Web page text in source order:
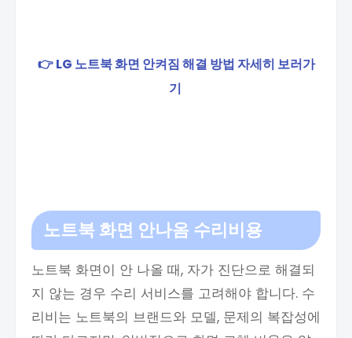
👉 LG 노트북 화면 안켜짐 해결 방법 자세히 보러가
기
노트북 화면 안나옴 수리비용
노트북 화면이 안 나올 때, 자가 진단으로 해결되
지 않는 경우 수리 서비스를 고려해야 합니다. 수
리비는 노트북의 브랜드와 모델, 문제의 복잡성에